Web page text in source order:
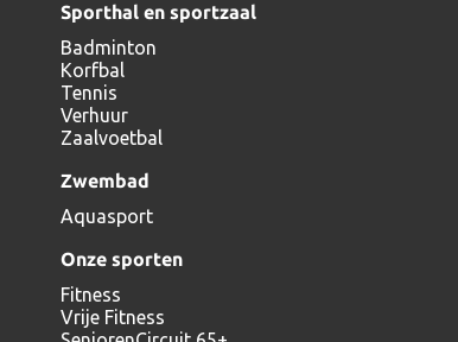
Sporthal en sportzaal
Badminton
Korfbal
Tennis
Verhuur
Zaalvoetbal
Zwembad
Aquasport
Onze sporten
Fitness
Vrije Fitness